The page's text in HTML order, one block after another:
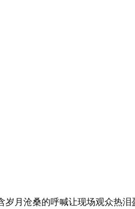
月沧桑的呼喊让现场观众热泪